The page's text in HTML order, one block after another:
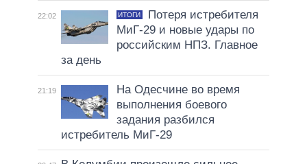
22:02 ИТОГИ
Потеря истребителя
МиГ-29 и новые удары по
российским НПЗ. Главное
за день
21:19
На Одесчине во время
выполнения боевого
задания разбился
истребитель МиГ-29